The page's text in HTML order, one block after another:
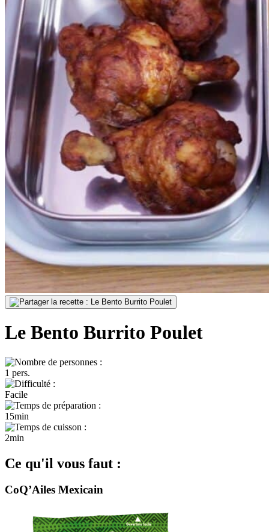
Le Bento Burrito Poulet
1 pers.
Facile
15min
2min
Ce qu'il vous faut :
CoQ’Ailes Mexicain